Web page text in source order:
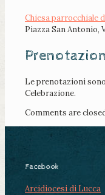
Chiesa parrocchiale
Piazza San Antonio,
Le prenotazioni
Celebrazione.
Comments are
Facebook
Arcidiocesi di Lucca